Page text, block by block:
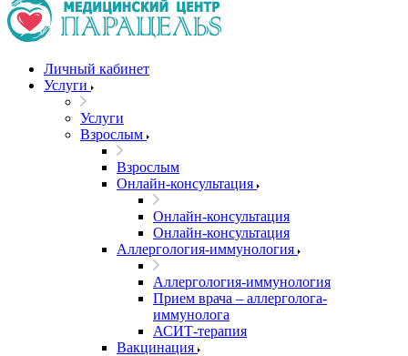
Личный кабинет
Услуги
Услуги
Взрослым
Взрослым
Онлайн-консультация
Онлайн-консультация
Онлайн-консультация
Аллергология-иммунология
Аллергология-иммунология
Прием врача – аллерголога-
иммунолога
АСИТ-терапия
Вакцинация